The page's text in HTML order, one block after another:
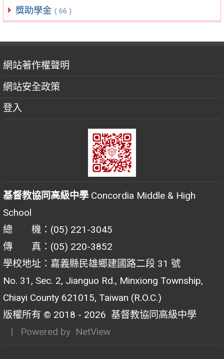
獎助學金 ( 66 )
網站著作權聲明
網站安全政策
登入
基督教協同高級中學 Concordia Middle & High
School
總 機：(05) 221-3045
傳 真：(05) 220-3852
學校地址：嘉義縣民雄鄉建國路二段 31 號
No. 31, Sec. 2, Jianguo Rd., Minxiong Township,
Chiayi County 621015, Taiwan (R.O.C.)
版權所有 © 2018 - 2026 基督教協同高級中學
| Powered by NetView